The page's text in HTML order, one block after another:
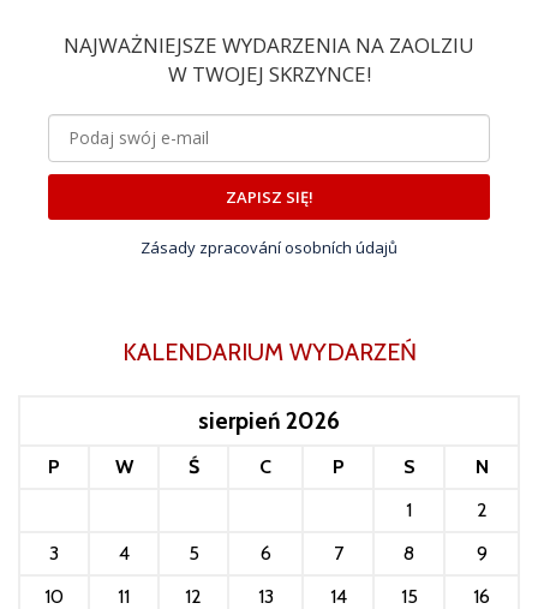
NAJWAŻNIEJSZE WYDARZENIA NA ZAOLZIU
W TWOJEJ SKRZYNCE!
ZAPISZ SIĘ!
Zásady zpracování osobních údajů
KALENDARIUM WYDARZEŃ
sierpień 2026
P W Ś C P S
N
1
2
3
4 5 6 7 8
9
10
11 12 13 14 15
16